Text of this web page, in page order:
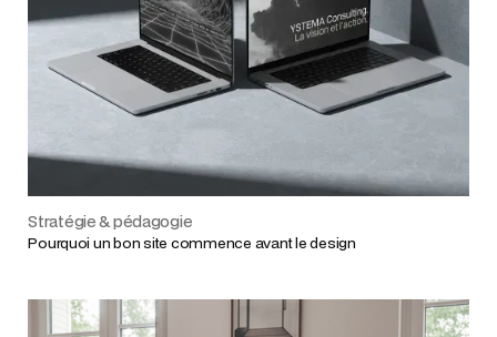
Stratégie & pédagogie
Pourquoi un bon site commence avant le design